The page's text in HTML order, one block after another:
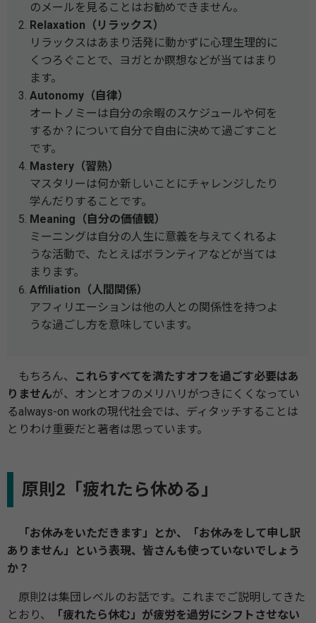
のメールを見ることはお勧めできません。
Relaxation（リラックス）
リラックスはあまり活発に動かずに心理生理的に
くつろぐことで、ヨガとか瞑想などが当てはまり
ます。
Autonomy（自律）
オートノミーは自分の余暇のスケジュールや何を
するか？について自分で自由に決めて過ごすこと
です。
Mastery（習熟）
マスタリーは何か新しいことにチャレンジしたり
学んだりすることです。
Meaning（自分の価値観）
ミーニングは自分の人生に意義を与えてくれるよ
うな活動で、たとえばボランティアなどが当ては
まります。
Affiliation（人間関係）
アフィリエーションは他の人との関係性を持つよ
うな過ごし方を意味しています。
もちろん、
これらすべてを満たすオフを過ごす必要はあ
りませんが、オンとオフのメリハリがつきにくくなってい
るalways-on workの現代社会では、ディタッチすることは
とりわけ重要だと著者は思っています。
原則2「疲れたら休める」
「お休みをいただきます」とか、「お休みをして申し訳
ありません」という表現、皆さんも使っていないでしょう
か？
原則2は集団レベルのお話です。これまでご説明してきた
とおり、
「疲れたら休む」が疲労を過労にシフトさせない